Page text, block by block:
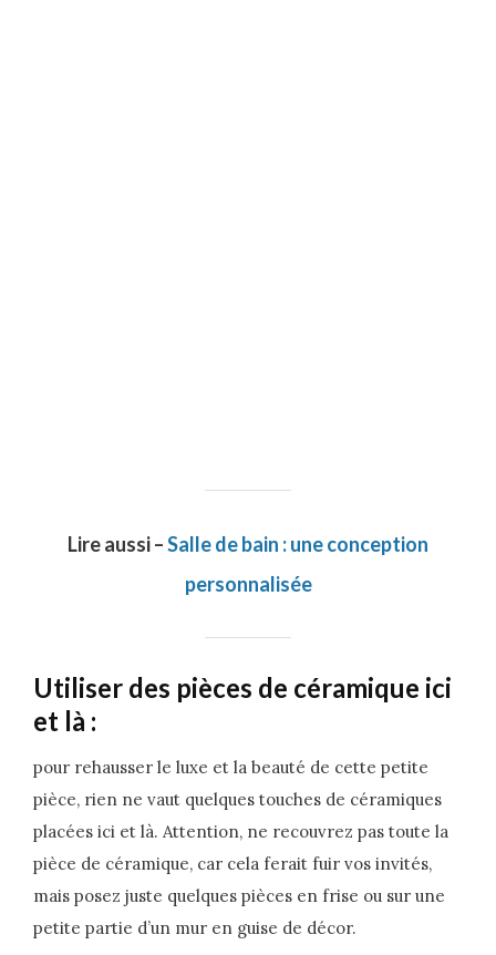
Lire aussi –Salle de bain : une conception
personnalisée
Utiliser des pièces de céramique ici
et là :
pour rehausser le luxe et la beauté de cette petite
pièce, rien ne vaut quelques touches de céramiques
placées ici et là. Attention, ne recouvrez pas toute la
pièce de céramique, car cela ferait fuir vos invités,
mais posez juste quelques pièces en frise ou sur une
petite partie d’un mur en guise de décor.